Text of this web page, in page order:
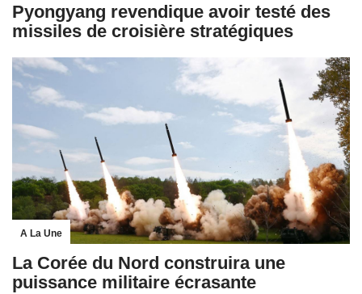
Pyongyang revendique avoir testé des
missiles de croisière stratégiques
A La Une
La Corée du Nord construira une
puissance militaire écrasante